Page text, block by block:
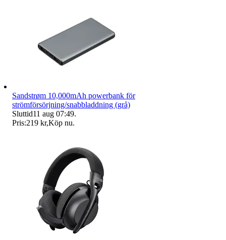
Sandstrøm 10,000mAh powerbank för
strömförsörjning/snabbladdning (grå)
Sluttid11 aug 07:49.
Pris:219 kr,Köp nu.